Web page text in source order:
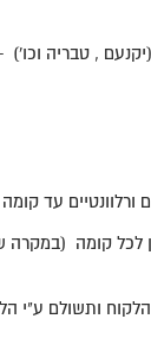
, טבריה
עד קומה 2.
3 כולל, בתוספת 100 ₪ לארון